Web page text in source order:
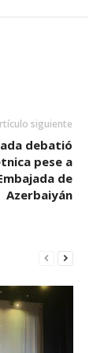
siguiente
debatió
pese a
de
Azerbaiyán